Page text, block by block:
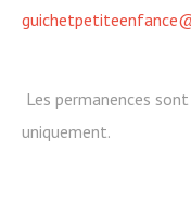
Les permanences
uniquement.